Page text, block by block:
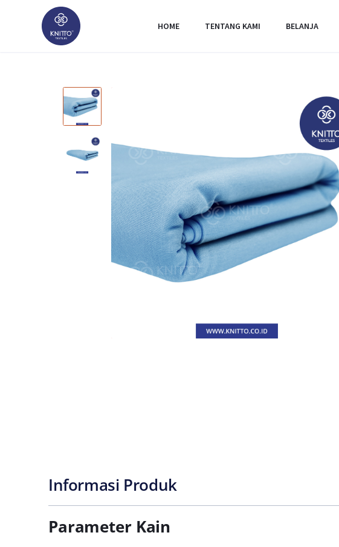
HOME TENTANG KAMI BELANJA
Informasi Produk
Parameter Kain